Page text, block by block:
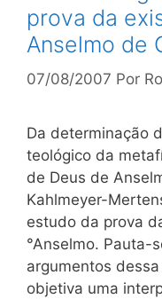
prova da
Anselmo de
07/08/2007 Por
Da determinação
teológico da
de Deus de
Kahlmeyer-
estudo da prova
°Anselmo. Pauta-
argumentos
objetiva uma